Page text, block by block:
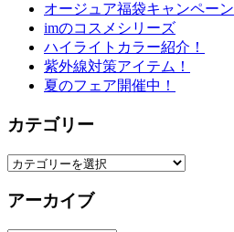
オージュア福袋キャンペーン
imのコスメシリーズ
ハイライトカラー紹介！
紫外線対策アイテム！
夏のフェア開催中！
カテゴリー
カ
ゴ
アーカイブ